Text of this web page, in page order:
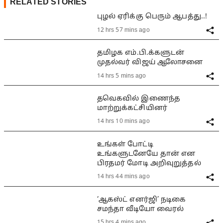
புழல் ஏரிக்கு பெரும் ஆபத்து..!
12 hrs 57 mins ago
தமிழக எம்.பி.க்களுடன்
முதல்வர் விஜய் ஆலோசனை
14 hrs 5 mins ago
தவெகவில் இணைந்த
மாற்றுக்கட்சியினர்
14 hrs 10 mins ago
உங்கள் போட்டி
உங்களுடனேயே தான் என
பிரதமர் மோடி அறிவுறுத்தல்
14 hrs 44 mins ago
‘ஆகஸ்ட் எனர்ஜி’ நடிகை
சமந்தா வீடியோ வைரல்